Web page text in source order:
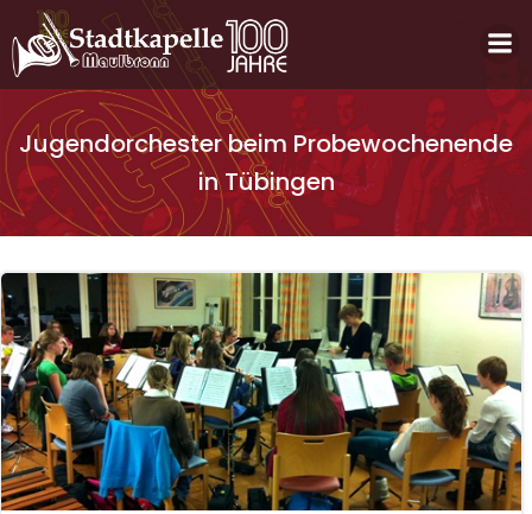
Inhalt
springen
Jugendorchester beim Probewochenende
in Tübingen